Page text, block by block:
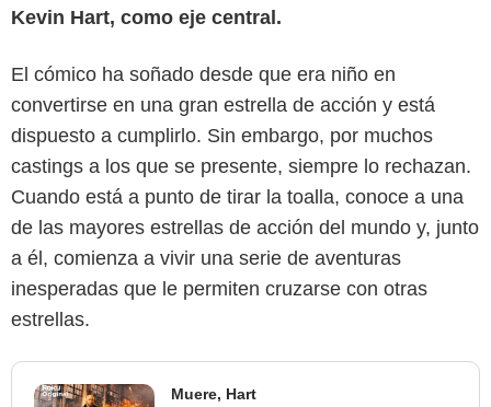
Kevin Hart, como eje central.
El cómico ha soñado desde que era niño en
convertirse en una gran estrella de acción y está
dispuesto a cumplirlo. Sin embargo, por muchos
castings a los que se presente, siempre lo rechazan.
Cuando está a punto de tirar la toalla, conoce a una
de las mayores estrellas de acción del mundo y, junto
a él, comienza a vivir una serie de aventuras
inesperadas que le permiten cruzarse con otras
estrellas.
Muere, Hart